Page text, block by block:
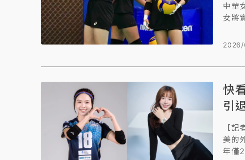
中華
女將
快
引
【
美的
年僅